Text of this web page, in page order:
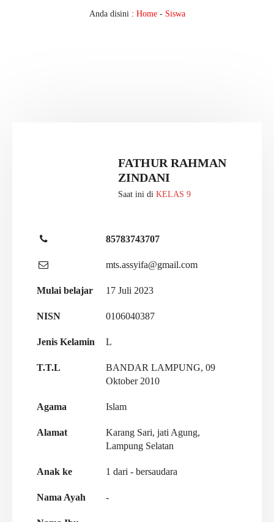
Anda disini : Home- Siswa
FATHUR RAHMAN
ZINDANI
Saat ini diKELAS 9
85783743707
mts.assyifa@gmail.com
Mulai belajar 17 Juli 2023
NISN 0106040387
Jenis Kelamin L
T.T.L
BANDAR LAMPUNG, 09
Oktober 2010
Agama Islam
Alamat
Karang Sari, jati Agung,
Lampung Selatan
Anak ke 1 dari - bersaudara
Nama Ayah -